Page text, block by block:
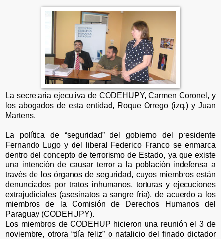
La secretaria ejecutiva de CODEHUPY, Carmen Coronel, y
los abogados de esta entidad, Roque Orrego (izq.) y Juan
Martens.
La política de “seguridad” del gobierno del presidente
Fernando Lugo y del liberal Federico Franco se enmarca
dentro del concepto de terrorismo de Estado, ya que existe
una intención de causar terror a la población indefensa a
través de los órganos de seguridad, cuyos miembros están
denunciados por tratos inhumanos, torturas y ejecuciones
extrajudiciales (asesinatos a sangre fría), de acuerdo a los
miembros de la Comisión de Derechos Humanos del
Paraguay (CODEHUPY).
Los miembros de CODEHUP hicieron una reunión el 3 de
noviembre, otrora “día feliz” o natalicio del finado dictador